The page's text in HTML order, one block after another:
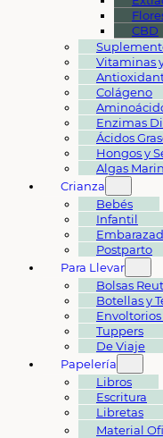
CBD
Vitaminas
Colágeno
Enzimas
Ácidos
Hongos y
Algas
Crianza
Bebés
Infantil
Postparto
Para Llevar
Bolsas
Botellas y
Tuppers
De Viaje
Papelería
Libros
Escritura
Libretas
Material